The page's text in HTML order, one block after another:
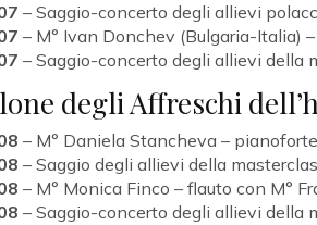
– Saggio-concerto degli allievi
– M° Ivan Donchev (Bulgaria-Italia)
– Saggio-concerto degli allievi della
degli Affreschi
– M° Daniela Stancheva –
– Saggio degli allievi della
– M° Monica Finco – flauto con M°
– Saggio-concerto degli allievi della